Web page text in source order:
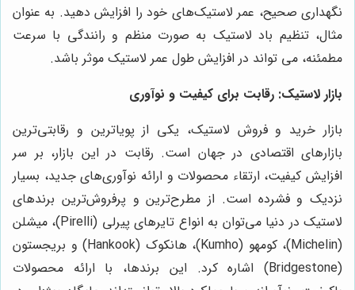
نگهداری صحیح، عمر لاستیک‌های خود را افزایش دهید. به عنوان
مثال، تنظیم باد لاستیک به صورت منظم و رانندگی با سرعت
مطمئنه، می تواند در افزایش طول عمر لاستیک موثر باشد.
بازار لاستیک: رقابت برای کیفیت و نوآوری
بازار خرید و فروش لاستیک، یکی از پویاترین و رقابتی‌ترین
بازارهای اقتصادی در جهان است. رقابت در این بازار، بر سر
افزایش کیفیت، ارتقاء محصولات و ارائه نوآوری‌های جدید، بسیار
نزدیک و فشرده است. از مطرح‌ترین و پرفروش‌ترین برندهای
لاستیک در دنیا می‌توان به انواع تایرهای پیرلی (Pirelli)، میشلن
(Michelin)، کومهو (Kumho)، هانکوک (Hankook) و بریجستون
(Bridgestone) اشاره کرد. این برندها، با ارائه محصولات